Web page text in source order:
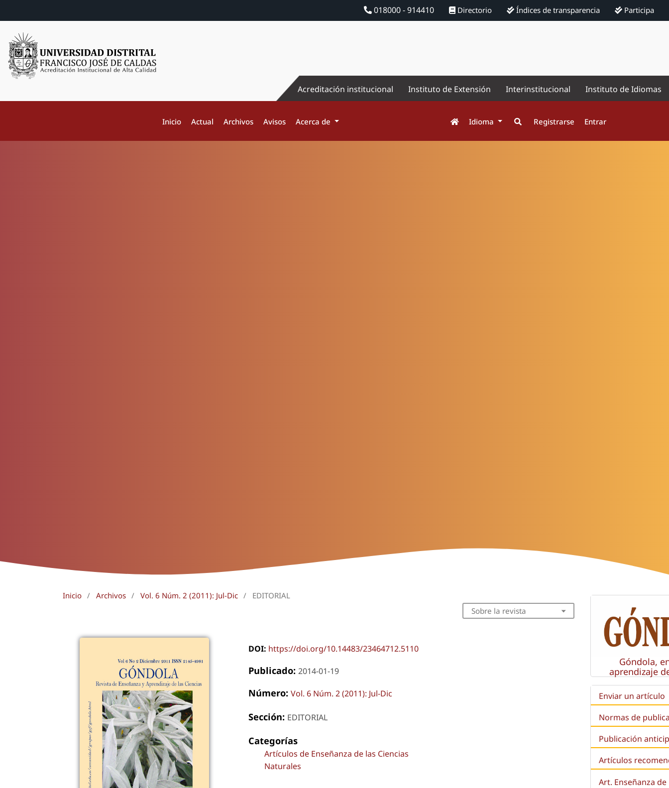
018000 - 914410 Directorio Índices de transparencia Participa
Acreditación institucional Instituto de Extensión Interinstitucional Instituto de Idiomas
Inicio Actual Archivos Avisos Acerca de Idioma Registrarse Entrar
Inicio / Archivos / Vol. 6 Núm. 2 (2011): Jul-Dic / EDITORIAL
DOI: https://doi.org/10.14483/23464712.5110
Publicado: 2014-01-19
Número: Vol. 6 Núm. 2 (2011): Jul-Dic
Sección: EDITORIAL
Categorías
Artículos de Enseñanza de las Ciencias
Naturales
Sobre la revista
Góndola,
aprendizaje
Enviar un artículo
Normas de
Publicación
Artículos
Art. Enseñanza